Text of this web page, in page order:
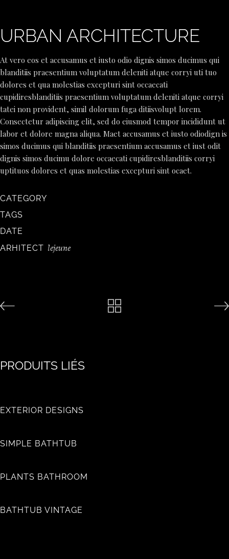
URBAN ARCHITECTURE
At vero eos et accusamus et iusto odio dignis simos ducimus qui
blanditiis praesentium voluptatum deleniti atque corryi uti tuo
dolores et qua molestias excepturi sint occaecati
cupidiresblanditiis praesentium voluptatum deleniti atque corryi
tatei non provident, simil dolorum fuga ditiisvolupt lorem.
Consectetur adipiscing elit, sed do eiusmod tempor incididunt ut
labor et dolore magna aliqua. Maet accusamus et iusto odiodign is
simos ducimus qui blanditiis praesentium accusamus et iust odit
dignis simos ducimu dolore occaecati cupidiresblanditiis corryi
uptituos dolores et quas molestias excepturi sint ocaet.
CATEGORY
TAGS
DATE
ARHITECT lejeune
PRODUITS LIÉS
EXTERIOR DESIGNS
SIMPLE BATHTUB
PLANTS BATHROOM
BATHTUB VINTAGE